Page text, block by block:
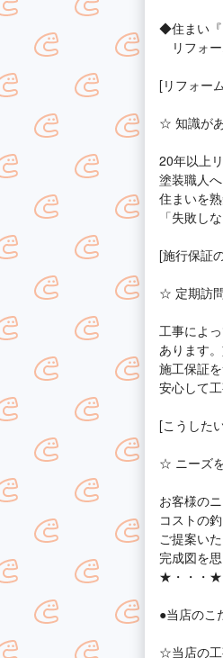
◆住まい『
リフォー
[リフォー
☆ 知識が
20年以上
塗装職人
住まいを
「失敗し
[施行保証
☆ 定期訪
工事によ
あります
施工保証を
安心して
[こうした
☆ ニーズ
お客様の
コストの
ご提案いた
完成図を
★・・・
●当店のこ
☆当店の工